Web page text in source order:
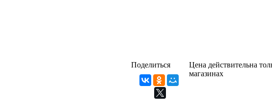
Поделиться
Цена действительна
магазинах